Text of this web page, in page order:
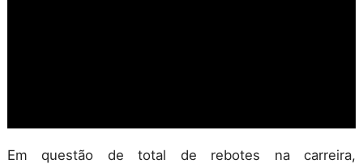
Em questão de total de rebotes na carreira,